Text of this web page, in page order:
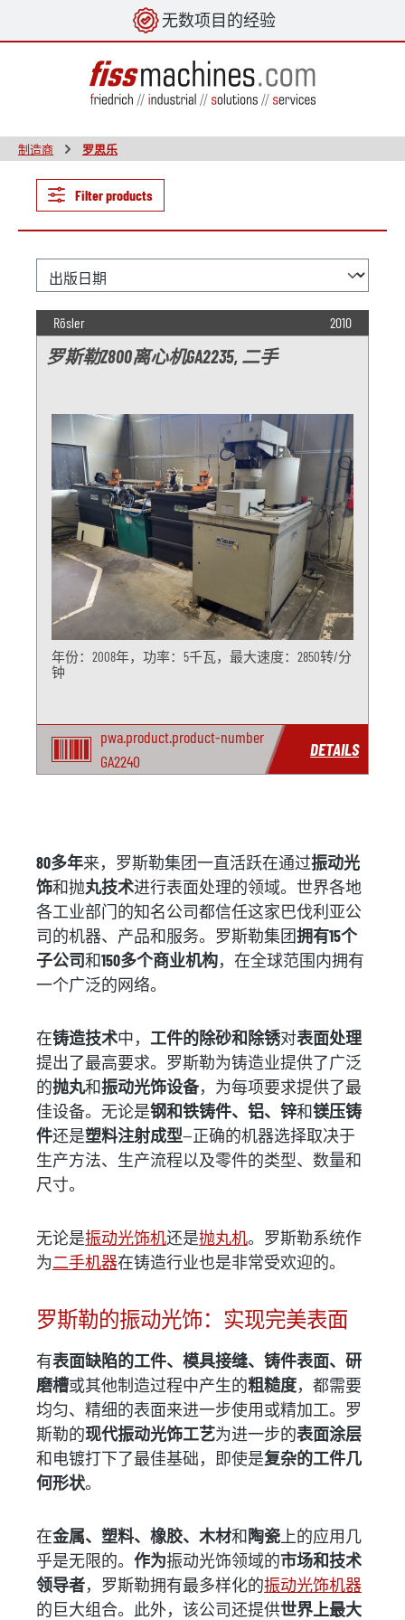
无数项目的经验
制造商 罗思乐
Filter products
Rösler 2010
罗斯勒Z800离心机GA2235, 二手
年份：2008年，功率：5千瓦，最大速度：2850转/分
钟
pwa.product.product-number
GA2240
DETAILS
80多年来，罗斯勒集团一直活跃在通过振动光
饰和抛丸技术进行表面处理的领域。世界各地
各工业部门的知名公司都信任这家巴伐利亚公
司的机器、产品和服务。罗斯勒集团拥有15个
子公司和150多个商业机构，在全球范围内拥有
一个广泛的网络。
在铸造技术中， 工件的除砂和除锈对表面处理
提出了最高要求。罗斯勒为铸造业提供了广泛
的抛丸和振动光饰设备，为每项要求提供了最
佳设备。无论是钢和铁铸件、铝、锌和镁压铸
件还是塑料注射成型--正确的机器选择取决于
生产方法、生产流程以及零件的类型、数量和
尺寸。
无论是振动光饰机还是抛丸机。罗斯勒系统作
为二手机器在铸造行业也是非常受欢迎的。
罗斯勒的振动光饰：实现完美表面
有表面缺陷的工件、模具接缝、铸件表面、研
磨槽或其他制造过程中产生的粗糙度，都需要
均匀、精细的表面来进一步使用或精加工。罗
斯勒的现代振动光饰工艺为进一步的表面涂层
和电镀打下了最佳基础，即使是复杂的工件几
何形状。
在金属、塑料、橡胶、木材和陶瓷 上的应用几
乎是无限的。 作为振动光饰领域的市场和技术
领导者，罗斯勒拥有最多样化的振动光饰机器
的巨大组合。此外，该公司还提供世界上最大